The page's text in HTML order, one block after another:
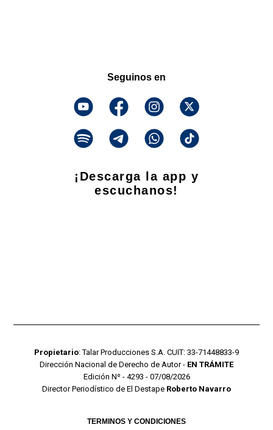
Seguinos en
¡Descarga la app y
escuchanos!
Propietario: Talar Producciones S.A. CUIT: 33-71448833-9
Dirección Nacional de Derecho de Autor - EN TRÁMITE
Edición Nº - 4293 - 07/08/2026
Director Periodístico de El Destape Roberto Navarro
TERMINOS Y CONDICIONES